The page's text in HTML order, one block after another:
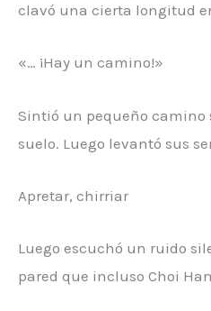
clavó una cierta longitud
«… ¡Hay un camino!»
Sintió un pequeño camino
suelo. Luego levantó sus
Apretar, chirriar
Luego escuchó un ruido
pared que incluso Choi